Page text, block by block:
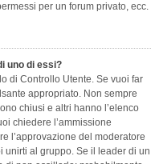
per un forum privato, ecc.
uno di essi?
di Controllo Utente. Se vuoi far
appropriato. Non sempre
chiusi e altri hanno l’elenco
chiedere l’ammissione
l’approvazione del moderatore
unirti al gruppo. Se il leader di un